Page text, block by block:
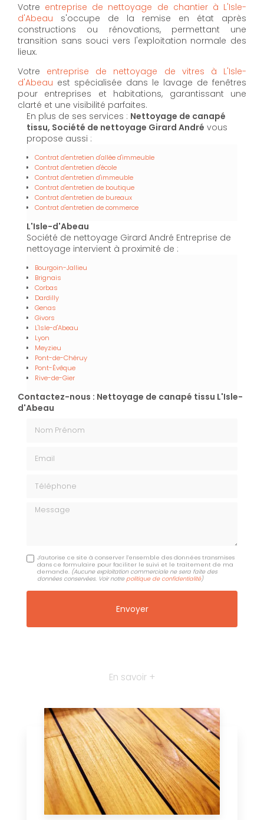
Votre entreprise de nettoyage de chantier à L'Isle-
d'Abeau s'occupe de la remise en état après
constructions ou rénovations, permettant une
transition sans souci vers l'exploitation normale des
lieux.
Votre entreprise de nettoyage de vitres à L'Isle-
d'Abeau est spécialisée dans le lavage de fenêtres
pour entreprises et habitations, garantissant une
clarté et une visibilité parfaites.
En plus de ses services : Nettoyage de canapé
tissu, Société de nettoyage Girard André vous
propose aussi :
Contrat d'entretien d'allée d'immeuble
Contrat d'entretien d'école
Contrat d'entretien d'immeuble
Contrat d'entretien de boutique
Contrat d'entretien de bureaux
Contrat d'entretien de commerce
L'Isle-d'Abeau
Société de nettoyage Girard André Entreprise de
nettoyage intervient à proximité de :
Bourgoin-Jallieu
Brignais
Corbas
Dardilly
Genas
Givors
L'Isle-d'Abeau
Lyon
Meyzieu
Pont-de-Chéruy
Pont-Évêque
Rive-de-Gier
Contactez-nous : Nettoyage de canapé tissu L'Isle-
d'Abeau
Message
J'autorise ce site à conserver l'ensemble des données transmises
dans ce formulaire pour faciliter le suivi et le traitement de ma
demande. (Aucune exploitation commerciale ne sera faite des
données conservées. Voir notre politique de confidentialité)
En savoir +